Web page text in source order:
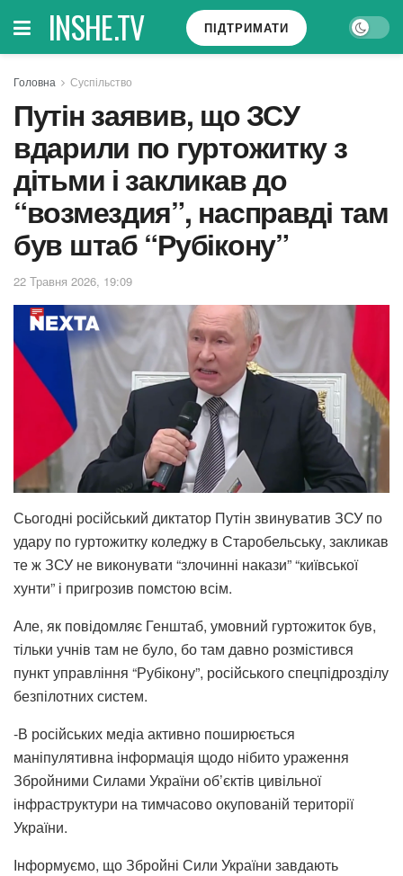
INSHE.TV ПІДТРИМАТИ
Головна Суспільство
Путін заявив, що ЗСУ
вдарили по гуртожитку з
дітьми і закликав до
“возмездия”, насправді там
був штаб “Рубікону”
22 Травня 2026, 19:09
Сьогодні російський диктатор Путін звинуватив ЗСУ по
удару по гуртожитку коледжу в Старобельську, закликав
те ж ЗСУ не виконувати “злочинні накази” “київської
хунти” і пригрозив помстою всім.
Але, як повідомляє Генштаб, умовний гуртожиток був,
тільки учнів там не було, бо там давно розмістився
пункт управління “Рубікону”, російського спецпідрозділу
безпілотних систем.
-В російських медіа активно поширюється
маніпулятивна інформація щодо нібито ураження
Збройними Силами України об’єктів цивільної
інфраструктури на тимчасово окупованій території
України.
Інформуємо, що Збройні Сили України завдають